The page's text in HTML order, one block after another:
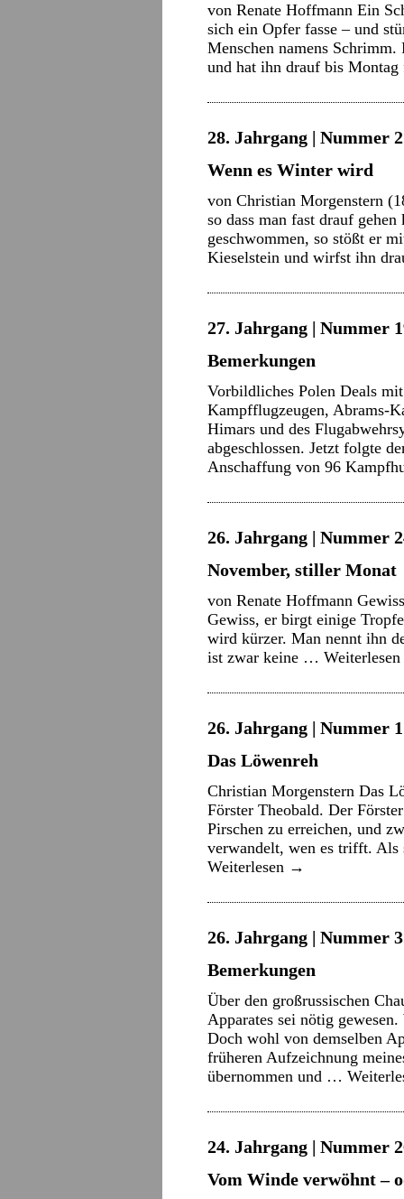
von Renate Hoffmann Ein
sich ein Opfer fasse – und
Menschen namens
und hat ihn drauf bis
28. Jahrgang | Nummer
Wenn es Winter wird
von Christian Morgenstern
so dass man fast drauf
geschwommen, so stößt er
Kieselstein und wirfst ihn
27. Jahrgang | Nummer
Bemerkungen
Vorbildliches Polen Deals
Kampfflugzeugen, Abrams-
Himars und des
abgeschlossen. Jetzt folgte
Anschaffung von 96
26. Jahrgang | Nummer
November, stiller Monat
von Renate Hoffmann
Gewiss, er birgt einige
wird kürzer. Man nennt ihn
ist zwar keine … Weiterlesen
26. Jahrgang | Nummer
Das Löwenreh
Christian Morgenstern Das
Förster Theobald. Der
Pirschen zu erreichen, und
verwandelt, wen es trifft.
Weiterlesen →
26. Jahrgang | Nummer
Bemerkungen
Über den großrussischen
Apparates sei nötig
Doch wohl von demselben
früheren Aufzeichnung
übernommen und …
24. Jahrgang | Nummer
Vom Winde verwöhnt –